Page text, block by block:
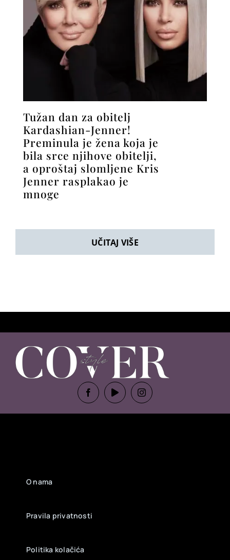
Tužan dan za obitelj
Kardashian-Jenner!
Preminula je žena koja je
bila srce njihove obitelji,
a oproštaj slomljene Kris
Jenner rasplakao je
mnoge
UČITAJ VIŠE
O nama
Pravila privatnosti
Politika kolačića